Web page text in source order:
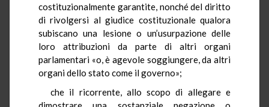
costituzionalmente garantite, nonché del diritto
di rivolgersi al giudice costituzionale qualora
subiscano una lesione o un’usurpazione delle
loro attribuzioni da parte di altri organi
parlamentari «o, è agevole soggiungere, da altri
organi dello stato come il governo»;
che il ricorrente, allo scopo di allegare e